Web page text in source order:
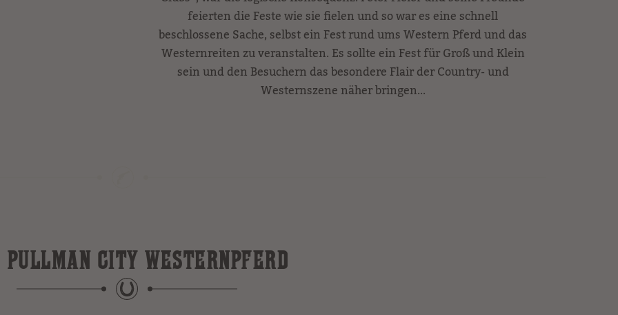
feierten die Feste wie sie fielen und so war es eine schnell
beschlossene Sache, selbst ein Fest rund ums Western Pferd und das
Westernreiten zu veranstalten. Es sollte ein Fest für Groß und Klein
sein und den Besuchern das besondere Flair der Country- und
Westernszene näher bringen...
PULLMAN CITY WESTERNPFERD